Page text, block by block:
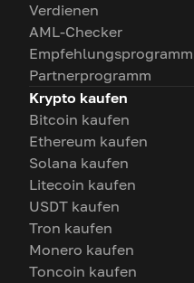
Verdienen
AML-Checker
Empfehlungsprogramm
Partnerprogramm
Krypto kaufen
Bitcoin kaufen
Ethereum kaufen
Solana kaufen
Litecoin kaufen
USDT kaufen
Tron kaufen
Monero kaufen
Toncoin kaufen